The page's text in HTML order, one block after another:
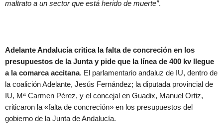
maltrato a un sector que está herido de muerte”.
Adelante Andalucía critica la falta de concreción en los
presupuestos de la Junta y pide que la línea de 400 kv llegue
a la comarca accitana. El parlamentario andaluz de IU, dentro de
la coalición Adelante, Jesús Fernández; la diputada provincial de
IU, Mª Carmen Pérez, y el concejal en Guadix, Manuel Ortiz,
criticaron la «falta de concreción» en los presupuestos del
gobierno de la Junta de Andalucía.